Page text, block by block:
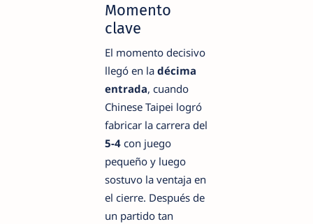
Momento
clave
El momento decisivo
llegó en la décima
entrada, cuando
Chinese Taipei logró
fabricar la carrera del
5-4 con juego
pequeño y luego
sostuvo la ventaja en
el cierre. Después de
un partido tan